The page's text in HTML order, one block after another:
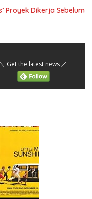
Proyek Dikerja Sebelum
＼ Get the latest news ／